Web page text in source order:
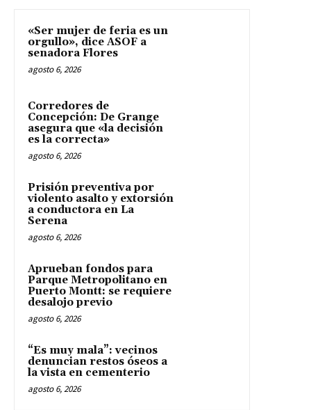
«Ser mujer de feria es un
orgullo», dice ASOF a
senadora Flores
agosto 6, 2026
Corredores de
Concepción: De Grange
asegura que «la decisión
es la correcta»
agosto 6, 2026
Prisión preventiva por
violento asalto y extorsión
a conductora en La
Serena
agosto 6, 2026
Aprueban fondos para
Parque Metropolitano en
Puerto Montt: se requiere
desalojo previo
agosto 6, 2026
“Es muy mala”: vecinos
denuncian restos óseos a
la vista en cementerio
agosto 6, 2026